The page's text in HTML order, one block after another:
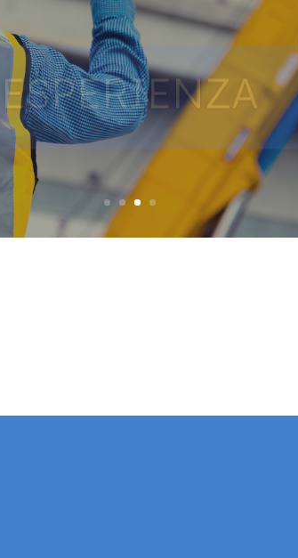
ESPERIENZA